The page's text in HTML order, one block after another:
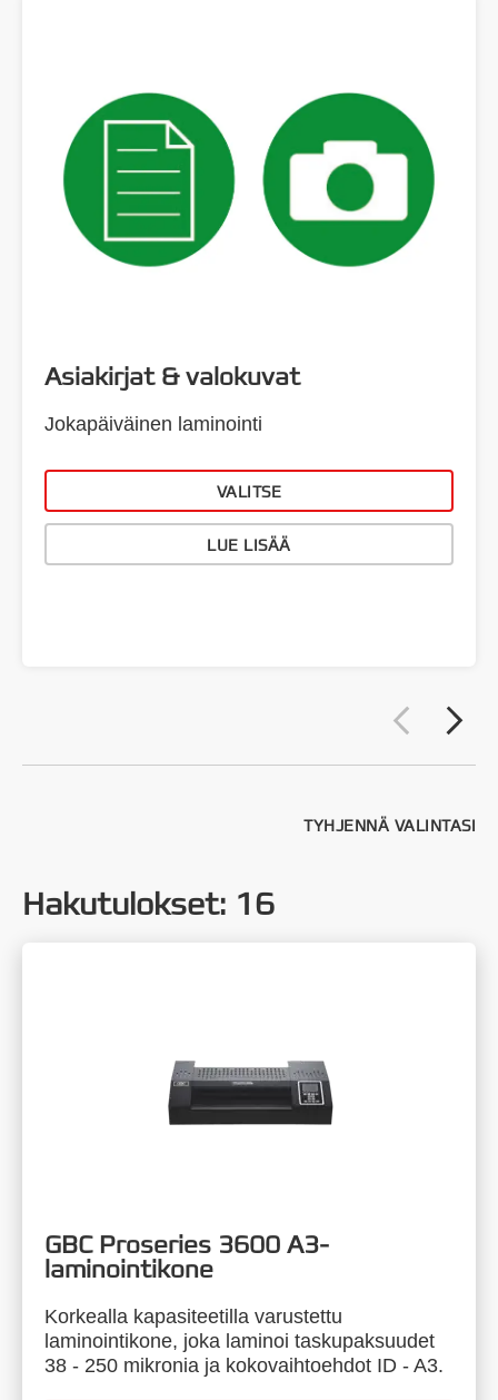
Asiakirjat & valokuvat
Jokapäiväinen laminointi
VALITSE
LUE LISÄÄ
TYHJENNÄ VALINTASI
Hakutulokset: 16
GBC Proseries 3600 A3-
laminointikone
Korkealla kapasiteetilla varustettu
laminointikone, joka laminoi taskupaksuudet
38 - 250 mikronia ja kokovaihtoehdot ID - A3.